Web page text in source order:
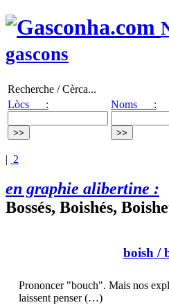
gascons
Recherche / Cèrca...
Lòcs :
Noms :
| 2
en graphie alibertine :
Bossés, Boishés,
boish/
Prononcer "bouch". Mais nos
laissent penser (…)